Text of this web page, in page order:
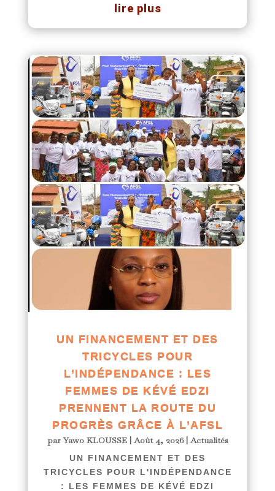
lire plus
UN FINANCEMENT ET DES
TRICYCLES POUR
L’INDÉPENDANCE : LES
FEMMES DE KÉVÉ EDZI
PRENNENT LA ROUTE DU
PROGRÈS GRÂCE À L’AFSL
parYawo KLOUSSE|Août 4, 2026|Actualités
UN FINANCEMENT ET DES
TRICYCLES POUR L'INDÉPENDANCE
: LES FEMMES DE KÉVÉ EDZI